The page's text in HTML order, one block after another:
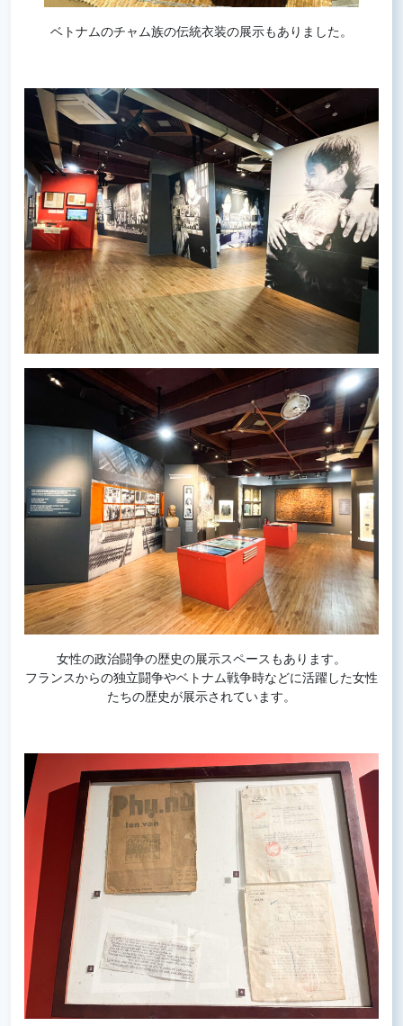
ベトナムのチャム族の伝統衣装の展示もありました。
女性の政治闘争の歴史の展示スペースもあります。
フランスからの独立闘争やベトナム戦争時などに活躍した女性
たちの歴史が展示されています。